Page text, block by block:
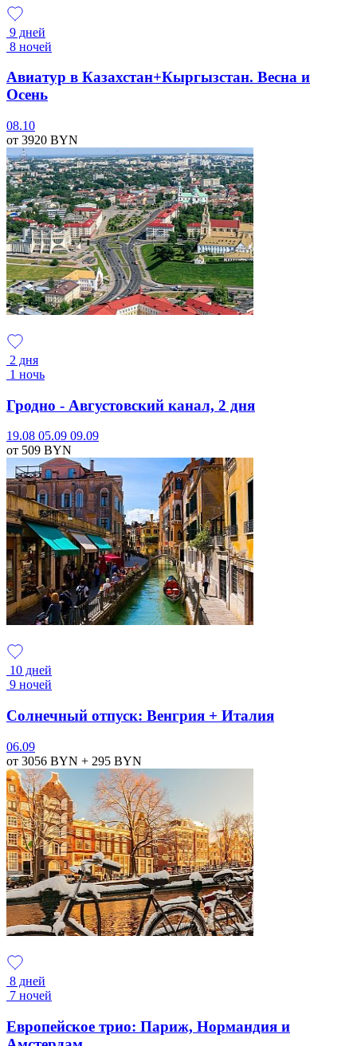
9 дней
8 ночей
Авиатур в Казахстан+Кыргызстан. Весна и
Осень
08.10
от 3920 BYN
2 дня
1 ночь
Гродно - Августовский канал, 2 дня
19.08 05.09 09.09
от 509 BYN
10 дней
9 ночей
Солнечный отпуск: Венгрия + Италия
06.09
от 3056 BYN + 295 BYN
8 дней
7 ночей
Европейское трио: Париж, Нормандия и